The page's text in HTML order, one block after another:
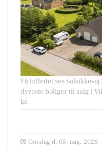
På billedet ses
dyreste boliger til salg i
kr.
Onsdag d. 05. aug. 2026